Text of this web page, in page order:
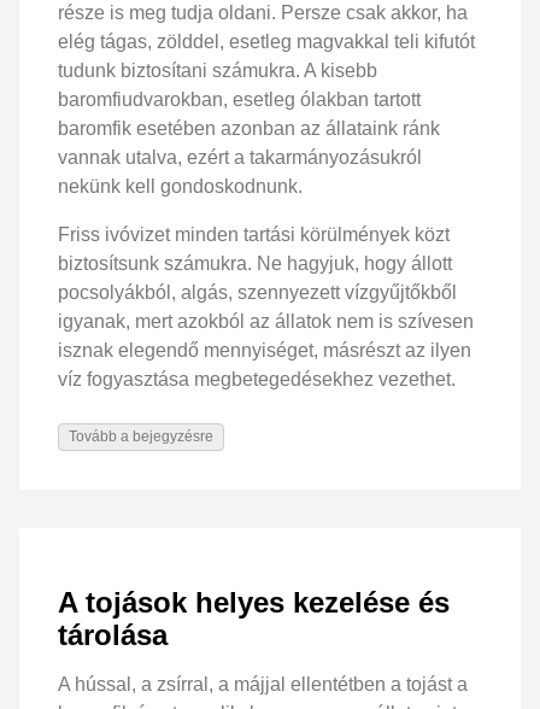
része is meg tudja oldani. Persze csak akkor, ha
elég tágas, zölddel, esetleg magvakkal teli kifutót
tudunk biztosítani számukra. A kisebb
baromfiudvarokban, esetleg ólakban tartott
baromfik esetében azonban az állataink ránk
vannak utalva, ezért a takarmányozásukról
nekünk kell gondoskodnunk.
Friss ivóvizet minden tartási körülmények közt
biztosítsunk számukra. Ne hagyjuk, hogy állott
pocsolyákból, algás, szennyezett vízgyűjtőkből
igyanak, mert azokból az állatok nem is szívesen
isznak elegendő mennyiséget, másrészt az ilyen
víz fogyasztása megbetegedésekhez vezethet.
Tovább a bejegyzésre
A tojások helyes kezelése és
tárolása
A hússal, a zsírral, a májjal ellentétben a tojást a